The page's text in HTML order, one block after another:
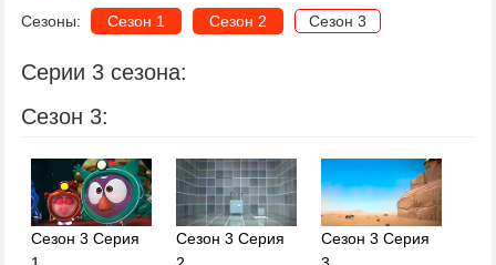
Сезоны: Сезон 1 Сезон 2 Сезон 3
Серии 3 сезона:
Сезон 3:
Сезон 3 Серия
Сезон 3 Серия
Сезон 3 Серия